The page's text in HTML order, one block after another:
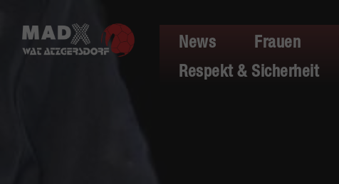
News Frauen
Respekt & Sicherheit